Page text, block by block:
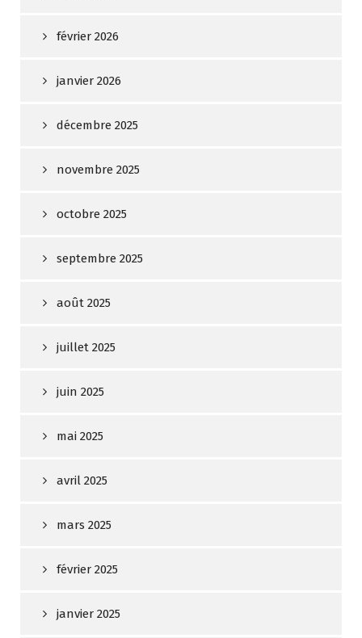
février 2026
janvier 2026
décembre 2025
novembre 2025
octobre 2025
septembre 2025
août 2025
juillet 2025
juin 2025
mai 2025
avril 2025
mars 2025
février 2025
janvier 2025